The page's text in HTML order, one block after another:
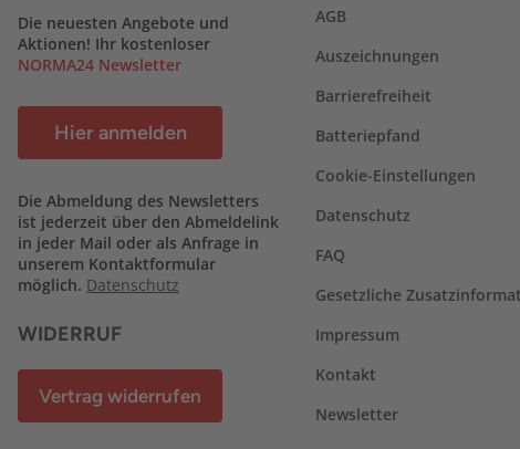
Die neuesten Angebote und
Aktionen! Ihr kostenloser
NORMA24 Newsletter
Hier anmelden
Die Abmeldung des Newsletters
ist jederzeit über den Abmeldelink
in jeder Mail oder als Anfrage in
unserem Kontaktformular
möglich. Datenschutz
WIDERRUF
Vertrag widerrufen
AGB
Auszeichnungen
Barrierefreiheit
Batteriepfand
Cookie-Einstellungen
Datenschutz
FAQ
Gesetzliche
Impressum
Kontakt
Newsletter